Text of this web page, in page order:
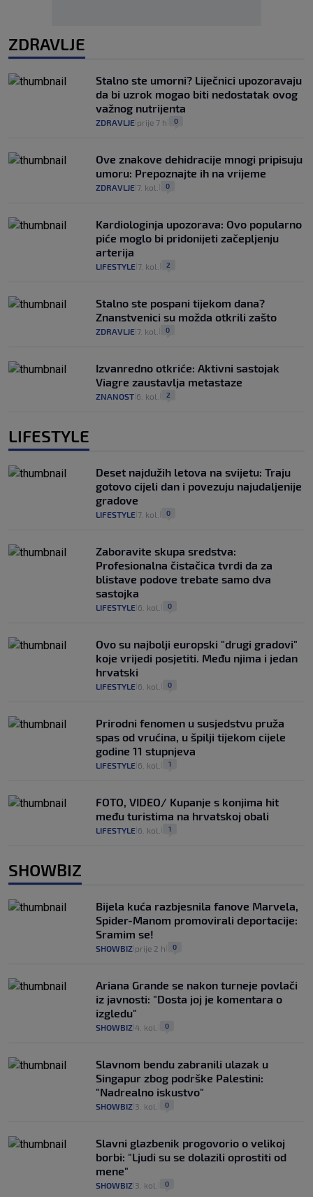
ZDRAVLJE
Stalno ste umorni? Liječnici upozoravaju
da bi uzrok mogao biti nedostatak ovog
važnog nutrijenta
ZDRAVLJE prije 7 h 0
Ove znakove dehidracije mnogi pripisuju
umoru: Prepoznajte ih na vrijeme
ZDRAVLJE 7. kol. 0
Kardiologinja upozorava: Ovo popularno
piće moglo bi pridonijeti začepljenju
arterija
LIFESTYLE 7. kol. 2
Stalno ste pospani tijekom dana?
Znanstvenici su možda otkrili zašto
ZDRAVLJE 7. kol. 0
Izvanredno otkriće: Aktivni sastojak
Viagre zaustavlja metastaze
ZNANOST 6. kol. 2
LIFESTYLE
Deset najdužih letova na svijetu: Traju
gotovo cijeli dan i povezuju najudaljenije
gradove
LIFESTYLE 7. kol. 0
Zaboravite skupa sredstva:
Profesionalna čistačica tvrdi da za
blistave podove trebate samo dva
sastojka
LIFESTYLE 6. kol. 0
Ovo su najbolji europski "drugi gradovi"
koje vrijedi posjetiti. Među njima i jedan
hrvatski
LIFESTYLE 6. kol. 0
Prirodni fenomen u susjedstvu pruža
spas od vrućina, u špilji tijekom cijele
godine 11 stupnjeva
LIFESTYLE 6. kol. 1
FOTO, VIDEO/ Kupanje s konjima hit
među turistima na hrvatskoj obali
LIFESTYLE 6. kol. 1
SHOWBIZ
Bijela kuća razbjesnila fanove Marvela,
Spider-Manom promovirali deportacije:
Sramim se!
SHOWBIZ prije 2 h 0
Ariana Grande se nakon turneje povlači
iz javnosti: "Dosta joj je komentara o
izgledu"
SHOWBIZ 4. kol. 0
Slavnom bendu zabranili ulazak u
Singapur zbog podrške Palestini:
"Nadrealno iskustvo"
SHOWBIZ 3. kol. 0
Slavni glazbenik progovorio o velikoj
borbi: "Ljudi su se dolazili oprostiti od
mene"
SHOWBIZ 3. kol. 0